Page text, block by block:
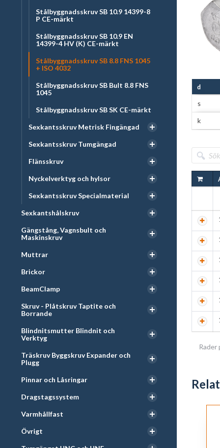
Stålbyggnadsskruv SB 10.9 14399-8
P CE-märkt
Stålbyggnadsskruv SB 10.9 EN
14399-4 HV (K) CE-märkt
Stålbyggnadsskruv SB 8.8 FNS 1045
+ ISO 4032
Stålbyggnadsskruv SB Bult 8.8 FNS
1045
Stålbyggnadsskruv SB SK CE-märkt
Sexkantsskruv Metrisk Fingängad
Sexkantsskruv Tumgängad
Flänsskruv
Nyckelverktyg och hylsor
Sexkantsskruv Specialmaterial
Sexkantshålskruv
Gängstång, Vagnsbult och
Maskinskruv
Muttrar
Brickor
BeamClamp
Skruv - Plåtskruv Taptite och
Borrande
Blindnitsmutter Blindnit och
Verktyg
Träskruv Byggskruv Expander och
Plugg
Pinnar och Låsringar
Dragstagssystem
Varmhållfast
Övrigt
d
s
k
Rader